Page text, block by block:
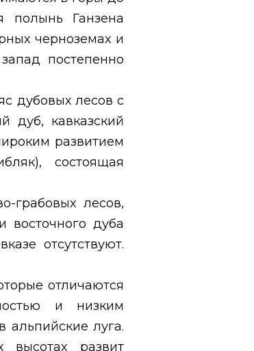
полынь Ганзена
черноземах и
постепенно
дубовых лесов с
дуб, кавказский
развитием
состоящая
грабовых лесов,
восточного дуба
отсутствуют.
отличаются
и низким
альпийские луга.
высотах развит